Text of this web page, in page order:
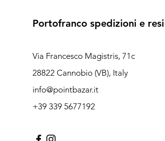
Portofranco spedizioni e resi
Via Francesco Magistris, 71c
28822 Cannobio (VB), Italy
info@pointbazar.it
+39 339 5677192